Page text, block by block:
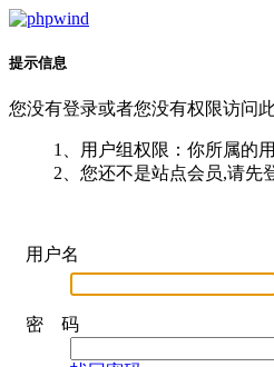
提示信息
您没有登录或者您没有权限访问
1、用户组权限：你所属的
2、您还不是站点会员,请先
用户名
密 码